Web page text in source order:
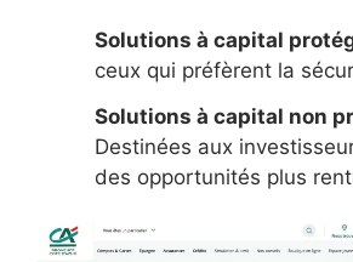
Solutions à capital
ceux qui préfèrent la
Solutions à capital non
Destinées aux
des opportunités plus